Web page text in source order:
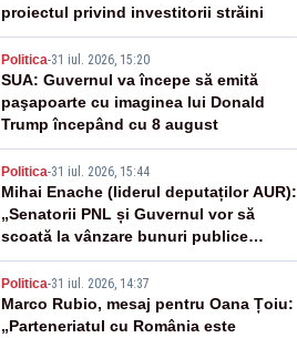
proiectul privind investitorii străini
Politica-31 iul. 2026, 15:20
SUA: Guvernul va începe să emită
paşapoarte cu imaginea lui Donald
Trump începând cu 8 august
Politica-31 iul. 2026, 15:44
Mihai Enache (liderul deputaților AUR):
„Senatorii PNL și Guvernul vor să
scoată la vânzare bunuri publice
pentru a stinge datoriile pentru
vaccinurile Pfizer!”
Politica-31 iul. 2026, 14:37
Marco Rubio, mesaj pentru Oana Țoiu:
„Parteneriatul cu România este